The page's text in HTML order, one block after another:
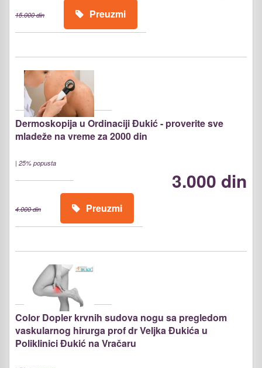
15.000 din Preuzmi
Dermoskopija u Ordinaciji Đukić - proverite sve
mladeže na vreme za 2000 din
| 25% popusta
3.000 din
4.000 din Preuzmi
Color Dopler krvnih sudova nogu sa pregledom
vaskularnog hirurga prof dr Veljka Đukića u
Poliklinici Đukić na Vračaru